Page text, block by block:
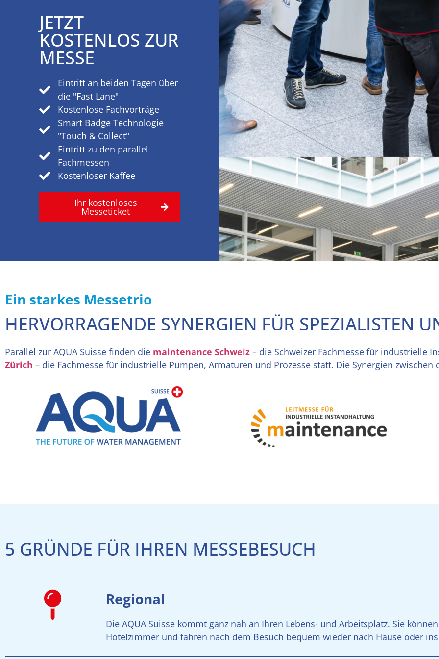
Der Besucher planen den Besuch im Jahr 2025.
JETZT
KOSTENLOS ZUR
MESSE
Eintritt an beiden Tagen über
die "Fast Lane"
Kostenlose Fachvorträge
Smart Badge Technologie
"Touch & Collect"
Eintritt zu den parallel
Fachmessen
Kostenloser Kaffee
Ihr kostenloses
Messeticket
Ein starkes Messetrio
HERVORRAGENDE SYNERGIEN FÜR SPEZIALISTEN
Parallel zur AQUA Suisse finden die maintenance Schweiz – die Schweizer Fachmesse für industrielle
Zürich – die Fachmesse für industrielle Pumpen, Armaturen und Prozesse statt. Die Synergien
5 GRÜNDE FÜR IHREN MESSEBESUCH
Regional
Die AQUA Suisse kommt ganz nah an Ihren Lebens- und Arbeitsplatz. Sie
Hotelzimmer und fahren nach dem Besuch bequem wieder nach Hause oder